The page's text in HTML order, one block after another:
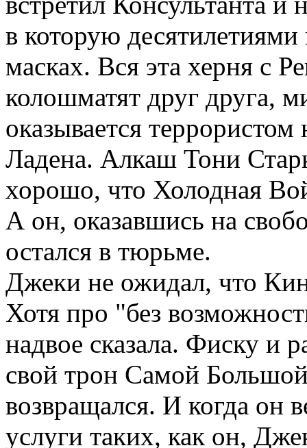
в которую
масках. Вся эта херня с
колошматят друг друга,
оказывается
Ладена. Алкаш Тони
хорошо, что Холодная
А он, оказавшись на
остался в тюрьме.
Джеки не ожидал, что
Хотя про "без
надвое сказала. Фиску и
свой трон Самой
возвращался. И когда он
услуги таких, как он,